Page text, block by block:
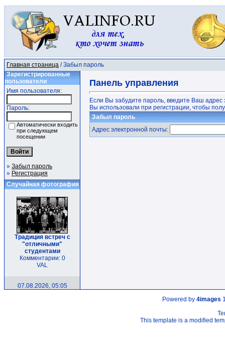
Главная страница / Забыл пароль
Зарегистрированные
пользователи
Имя пользователя:
Пароль:
Автоматически входить
при следующем
посещении
» Забыл пароль
» Регистрация
Случайная фотография
Традиция встреч с
"отличными"
студентами
Комментарии: 0
VAL
07.08.2026, 05:05
Панель управления
Если Вы забудите пароль, введите Ваш адрес
Вы использовали при регистрации, чтобы
Забыл пароль
Адрес электронной почты:
Powered by 4images
This template is a modified